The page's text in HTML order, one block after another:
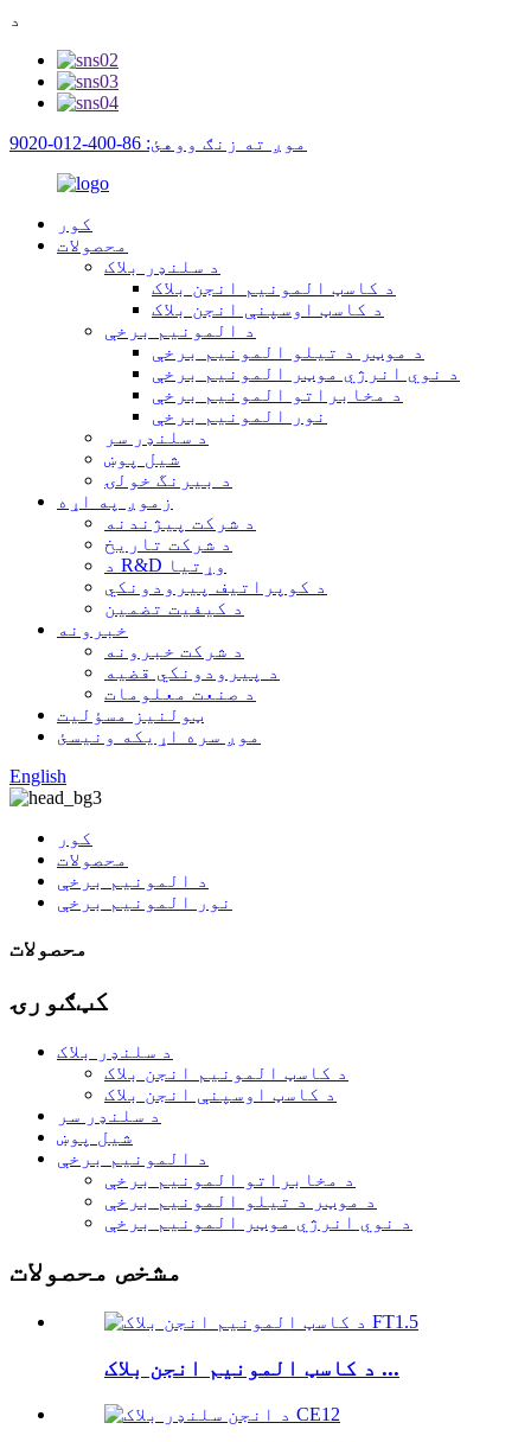
د
موږ ته زنګ ووهئ: 86-400-012-9020
کور
محصولات
د سلنډر بلاک
د کاسټ المونیم انجن بلاک
د کاسټ اوسپنې انجن بلاک
د المونیم برخې
د موټر د تیلو المونیم برخې
د نوي انرژي موټر المونیم برخې
د مخابراتو المونیم برخې
نور المونیم برخې
د سلنډر سر
شیل پوښ
د بیرنگ خولۍ
زموږ په اړه
د شرکت پیژندنه
د شرکت تاریخ
د R&D وړتیا
د کوپراتیف پیرودونکي
د کیفیت تضمین
خبرونه
د شرکت خبرونه
د پیرودونکي قضیه
د صنعت معلومات
ټولنیز مسؤلیت
موږ سره اړیکه ونیسئ
English
کور
محصولات
د المونیم برخې
نور المونیم برخې
محصولات
کټګورۍ
د سلنډر بلاک
د کاسټ المونیم انجن بلاک
د کاسټ اوسپنې انجن بلاک
د سلنډر سر
شیل پوښ
د المونیم برخې
د مخابراتو المونیم برخې
د موټر د تیلو المونیم برخې
د نوي انرژي موټر المونیم برخې
مشخص محصولات
د کاسټ المونیم انجن بلاک ...